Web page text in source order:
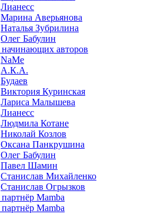
Лианесс
Марина Аверьянова
Наталья Зубрилина
Олег Бабулин
начинающих авторов
NaMe
А.К.А.
Будаев
Виктория Куринская
Лариса Малышева
Лианесс
Людмила Котане
Николай Козлов
Оксана Панкрушина
Олег Бабулин
Павел Шамин
Станислав Михайленко
Станислав Огрызков
партнёр Mamba
партнёр Mamba